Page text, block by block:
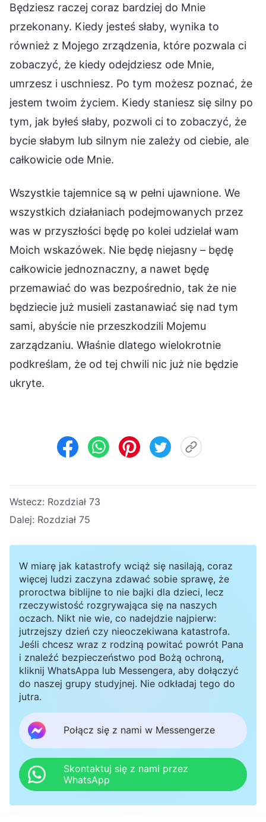
Będziesz raczej coraz bardziej do Mnie
przekonany. Kiedy jesteś słaby, wynika to
również z Mojego zrządzenia, które pozwala ci
zobaczyć, że kiedy odejdziesz ode Mnie,
umrzesz i uschniesz. Po tym możesz poznać, że
jestem twoim życiem. Kiedy staniesz się silny po
tym, jak byłeś słaby, pozwoli ci to zobaczyć, że
bycie słabym lub silnym nie zależy od ciebie, ale
całkowicie ode Mnie.
Wszystkie tajemnice są w pełni ujawnione. We
wszystkich działaniach podejmowanych przez
was w przyszłości będę po kolei udzielał wam
Moich wskazówek. Nie będę niejasny – będę
całkowicie jednoznaczny, a nawet będę
przemawiać do was bezpośrednio, tak że nie
będziecie już musieli zastanawiać się nad tym
sami, abyście nie przeszkodzili Mojemu
zarządzaniu. Właśnie dlatego wielokrotnie
podkreślam, że od tej chwili nic już nie będzie
ukryte.
Wstecz: Rozdział 73
Dalej: Rozdział 75
W miarę jak katastrofy wciąż się nasilają, coraz
więcej ludzi zaczyna zdawać sobie sprawę, że
proroctwa biblijne to nie bajki dla dzieci, lecz
rzeczywistość rozgrywająca się na naszych
oczach. Nikt nie wie, co nadejdzie najpierw:
jutrzejszy dzień czy nieoczekiwana katastrofa.
Jeśli chcesz wraz z rodziną powitać powrót Pana
i znaleźć bezpieczeństwo pod Bożą ochroną,
kliknij WhatsAppa lub Messengera, aby dołączyć
do naszej grupy studyjnej. Nie odkładaj tego do
jutra.
Połącz się z nami w Messengerze
Skontaktuj się z nami przez
WhatsApp